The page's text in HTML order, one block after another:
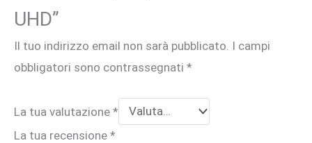
UHD”
Il tuo indirizzo email non sarà pubblicato. I campi
obbligatori sono contrassegnati *
La tua valutazione *
La tua recensione *